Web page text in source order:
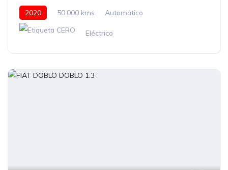
2020 50.000 kms Automático
Eléctrico